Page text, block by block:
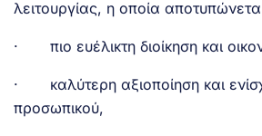
λειτουργίας, η οποία
· πιο ευέλικτη διοίκηση και
· καλύτερη αξιοποίηση και
προσωπικού,